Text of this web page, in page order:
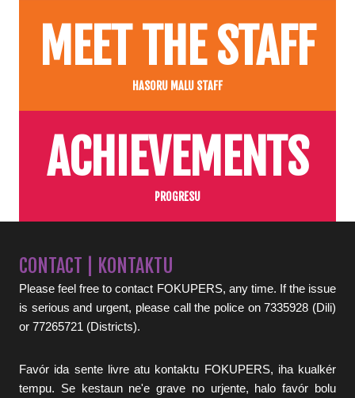
MEET THE STAFF
HASORU MALU STAFF
ACHIEVEMENTS
PROGRESU
CONTACT | KONTAKTU
Please feel free to contact FOKUPERS, any time. If the issue
is serious and urgent, please call the police on 7335928 (Dili)
or 77265721 (Districts).
Favór ida sente livre atu kontaktu FOKUPERS, iha kualkér
tempu. Se kestaun ne'e grave no urjente, halo favór bolu